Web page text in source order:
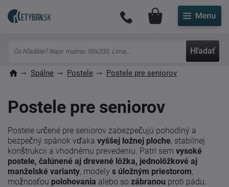
Hľadať
Môj účet
Spálne Postele Postele pre seniorov
Postele pre seniorov
Postele určené pre seniorov zabezpečujú pohodlný a
bezpečný spánok vďaka vyššej ložnej ploche, stabilnej
konštrukcii a vhodnému prevedeniu. Patrí sem vysoké
postele, čalúnené aj drevené lôžka, jednolôžkové aj
manželské varianty, modely s úložným priestorom,
možnosťou polohovania alebo so zábranou proti pádu.